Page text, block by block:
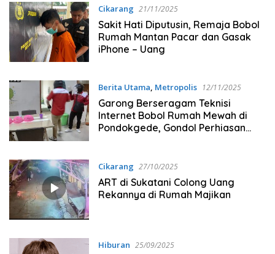
Cikarang 21/11/2025
Sakit Hati Diputusin, Remaja Bobol
Rumah Mantan Pacar dan Gasak
iPhone – Uang
Berita Utama, Metropolis 12/11/2025
Garong Berseragam Teknisi
Internet Bobol Rumah Mewah di
Pondokgede, Gondol Perhiasan
Cikarang 27/10/2025
ART di Sukatani Colong Uang
Rekannya di Rumah Majikan
Hiburan 25/09/2025